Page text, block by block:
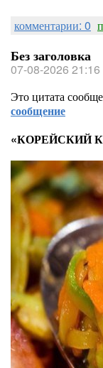
комментарии: 0
Без заголовка
07-08-2026 21:16
Это цитата
сообщение
«КОРЕЙСКИЙ